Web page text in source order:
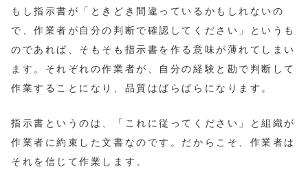
もし指示書が「ときどき間違っているかもしれないの
で、作業者が自分の判断で確認してください」というも
のであれば、そもそも指示書を作る意味が薄れてしまい
ます。それぞれの作業者が、自分の経験と勘で判断して
作業することになり、品質はばらばらになります。
指示書というのは、「これに従ってください」と組織が
作業者に約束した文書なのです。だからこそ、作業者は
それを信じて作業します。